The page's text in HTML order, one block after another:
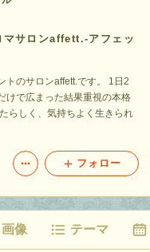
マサロンaffett.-アフェッ
トのサロンaffett.です。 1日2
けで広まった結果重視の本格
らしく、気持ちよく生きられ
フォロー
画像 テーマ